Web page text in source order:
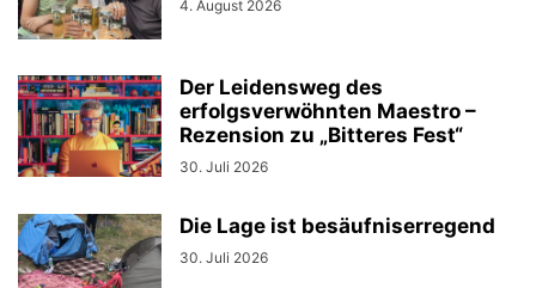
4. August 2026
Der Leidensweg des
erfolgsverwöhnten Maestro –
Rezension zu „Bitteres Fest“
30. Juli 2026
Die Lage ist besäufniserregend
30. Juli 2026